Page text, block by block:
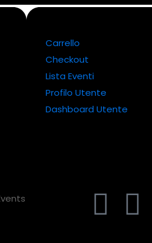
Carrello
Checkout
Lista Eventi
Profilo Utente
Dashboard Utente